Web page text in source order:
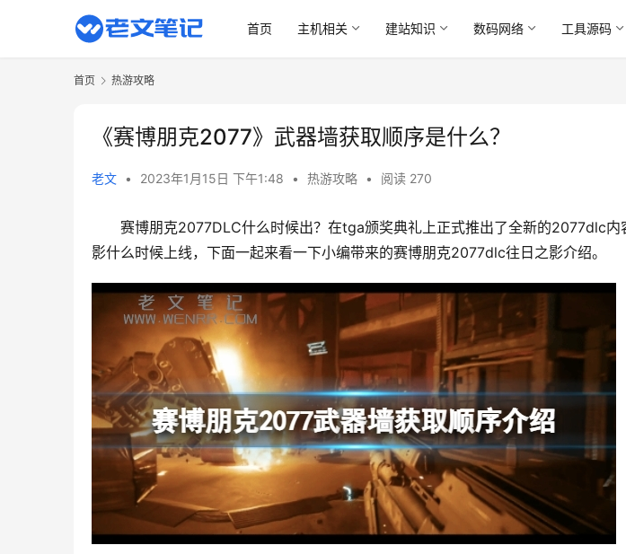
首页 主机相关 建站知识 数码网络 工具源码
首页 热游攻略
《赛博朋克2077》武器墙获取顺序是什么？
老文 • 2023年1月15日 下午1:48 • 热游攻略 • 阅读 270
赛博朋克2077DLC什么时候出？在tga颁奖典礼上正式推出了全新的2077dlc
影什么时候上线，下面一起来看一下小编带来的赛博朋克2077dlc往日之影介绍。